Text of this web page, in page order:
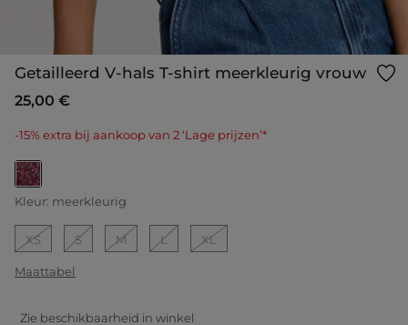
Getailleerd V-hals T-shirt meerkleurig vrouw
25,00 €
-15% extra bij aankoop van 2 ‘Lage prijzen’*
geselecteerd
Kleur: meerkleurig
XS S M L XL
Maattabel
Zie beschikbaarheid in winkel